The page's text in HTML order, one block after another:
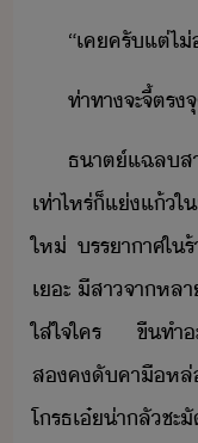
“​เค​ครั​แต่​ไ
ท่าทา​จะ​จี้​ตร
ธาต​์​แฉล​ส
เท่าไหร่​็​แ่​แ้​
ให่​ ​รราาศ​ใ
เะ​ ​ีสา​จา​ห​ล
ใส่ใจ​ใคร​ ​ขื​ทำ​
ส​ค​ั​คาื​ห
โรธ​เ๋​่าลั​ชะ